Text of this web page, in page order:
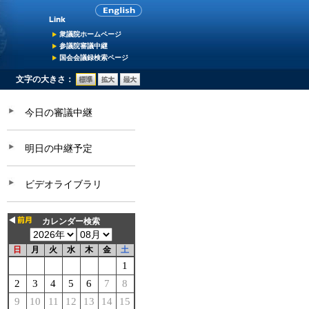
衆議院ホームページ
参議院審議中継
国会会議録検索ページ
文字の大きさ：
今日の審議中継
明日の中継予定
ビデオライブラリ
カレンダー検索
日 月 火 水 木 金 土
1
2
3 4 5 6 7
8
9
10 11 12 13 14
15